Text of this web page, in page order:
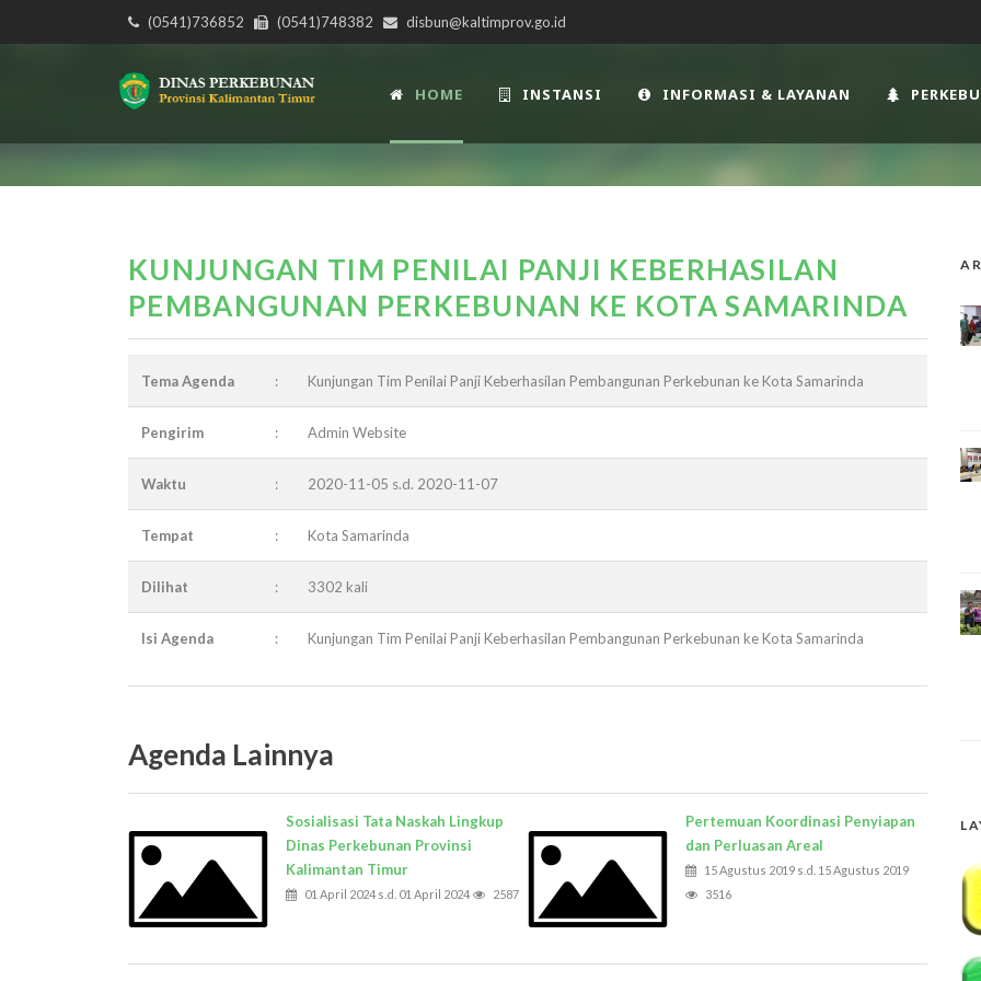
(0541)736852 (0541)748382 disbun@kaltimprov.go.id
HOME INSTANSI INFORMASI & LAYANAN
KUNJUNGAN TIM PENILAI PANJI KEBERHASILAN
PEMBANGUNAN PERKEBUNAN KE KOTA SAMARINDA
Tema Agenda : Kunjungan Tim Penilai Panji Keberhasilan Pembangunan Perkebunan ke Kota Samarinda
Pengirim : Admin Website
Waktu : 2020-11-05 s.d. 2020-11-07
Tempat : Kota Samarinda
Dilihat : 3302 kali
Isi Agenda : Kunjungan Tim Penilai Panji Keberhasilan Pembangunan Perkebunan ke Kota Samarinda
Agenda Lainnya
Sosialisasi Tata Naskah Lingkup
Dinas Perkebunan Provinsi
Kalimantan Timur
01 April 2024 s.d. 01 April 2024 2587
Pertemuan Koordinasi Penyiapan
dan Perluasan Areal
15 Agustus 2019 s.d. 15 Agustus 2019
3516